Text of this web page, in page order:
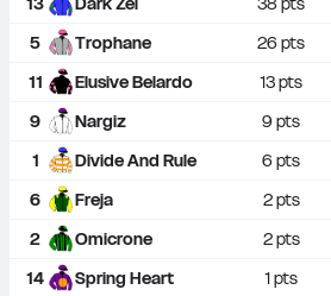
5
Trophane 26 pts
11
Elusive Belardo 13 pts
9
Nargiz 9 pts
1
Divide And Rule 6 pts
6
Freja 2 pts
2
Omicrone 2 pts
14
Spring Heart 1 pts